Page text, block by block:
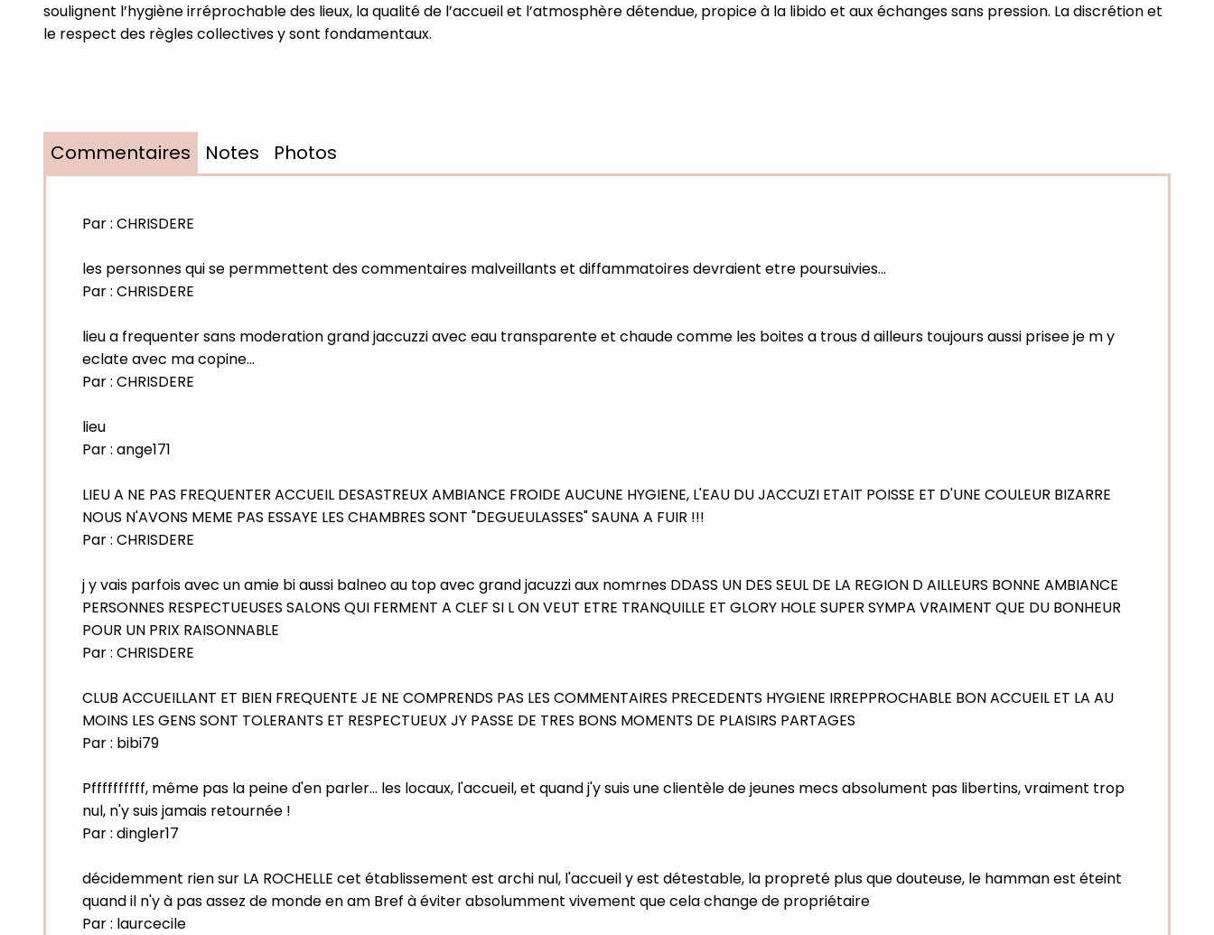
soulignent l’hygiène irréprochable des lieux, la qualité de l’accueil et l’atmosphère détendue, propice à la libido et aux échanges sans pression. La discrétion et
le respect des règles collectives y sont fondamentaux.
Commentaires Notes Photos
Par : CHRISDERE
les personnes qui se permmettent des commentaires malveillants et diffammatoires devraient etre poursuivies...
Par : CHRISDERE
lieu a frequenter sans moderation grand jaccuzzi avec eau transparente et chaude comme les boites a trous d ailleurs toujours aussi prisee je m y
eclate avec ma copine...
Par : CHRISDERE
lieu
Par : ange171
LIEU A NE PAS FREQUENTER ACCUEIL DESASTREUX AMBIANCE FROIDE AUCUNE HYGIENE, L'EAU DU JACCUZI ETAIT POISSE ET D'UNE COULEUR BIZARRE
NOUS N'AVONS MEME PAS ESSAYE LES CHAMBRES SONT "DEGUEULASSES" SAUNA A FUIR !!!
Par : CHRISDERE
j y vais parfois avec un amie bi aussi balneo au top avec grand jacuzzi aux nomrnes DDASS UN DES SEUL DE LA REGION D AILLEURS BONNE AMBIANCE
PERSONNES RESPECTUEUSES SALONS QUI FERMENT A CLEF SI L ON VEUT ETRE TRANQUILLE ET GLORY HOLE SUPER SYMPA VRAIMENT QUE DU BONHEUR
POUR UN PRIX RAISONNABLE
Par : CHRISDERE
CLUB ACCUEILLANT ET BIEN FREQUENTE JE NE COMPRENDS PAS LES COMMENTAIRES PRECEDENTS HYGIENE IRREPPROCHABLE BON ACCUEIL ET LA AU
MOINS LES GENS SONT TOLERANTS ET RESPECTUEUX JY PASSE DE TRES BONS MOMENTS DE PLAISIRS PARTAGES
Par : bibi79
Pffffffffff, même pas la peine d'en parler... les locaux, l'accueil, et quand j'y suis une clientèle de jeunes mecs absolument pas libertins, vraiment trop
nul, n'y suis jamais retournée !
Par : dingler17
décidemment rien sur LA ROCHELLE cet établissement est archi nul, l'accueil y est détestable, la propreté plus que douteuse, le hamman est éteint
quand il n'y à pas assez de monde en am Bref à éviter absolumment vivement que cela change de propriétaire
Par : laurcecile